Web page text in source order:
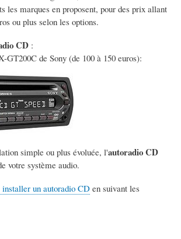
les marques en proposent, pour des prix allant
ou plus selon les options.
CD :
GT200C de Sony (de 100 à 150 euros):
simple ou plus évoluée, l'autoradio CD
votre système audio.
un autoradio CDen suivant les